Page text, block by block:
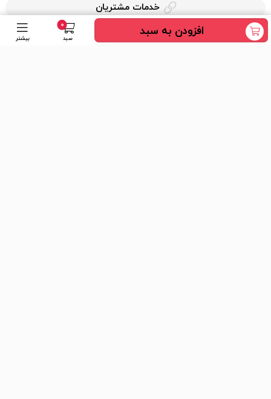
افزودن به سبد 0
سبد بیشتر
خدمات مشتریان
حریم خصوصی